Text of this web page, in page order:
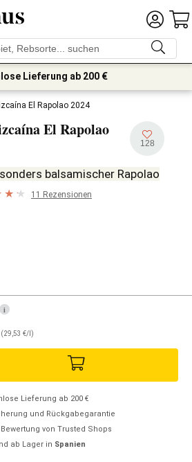
Lieferung ab 200 €
El Rapolao 2024
El Rapolao
128
balsamischer Rapolao
11 Rezensionen
i
(29,53 €/l)
Lieferung ab 200 €
und Rückgabegarantie
Bewertung von Trusted Shops
ab Lager in Spanien